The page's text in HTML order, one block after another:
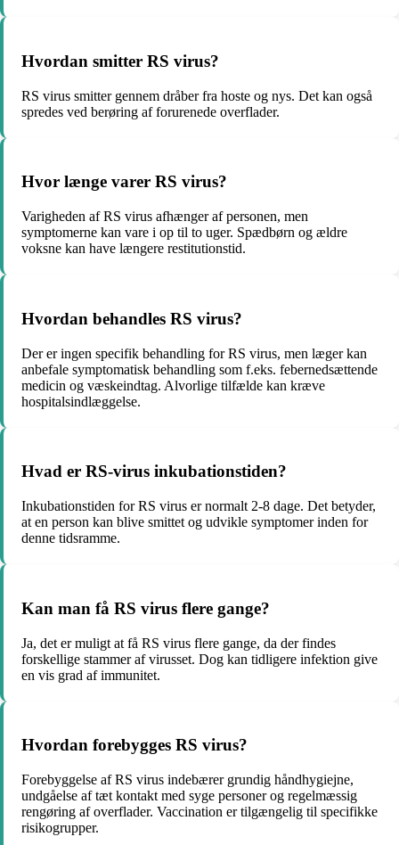
Hvordan smitter RS virus?
RS virus smitter gennem dråber fra hoste og nys. Det kan også
spredes ved berøring af forurenede overflader.
Hvor længe varer RS virus?
Varigheden af RS virus afhænger af personen, men
symptomerne kan vare i op til to uger. Spædbørn og ældre
voksne kan have længere restitutionstid.
Hvordan behandles RS virus?
Der er ingen specifik behandling for RS virus, men læger kan
anbefale symptomatisk behandling som f.eks. febernedsættende
medicin og væskeindtag. Alvorlige tilfælde kan kræve
hospitalsindlæggelse.
Hvad er RS-virus inkubationstiden?
Inkubationstiden for RS virus er normalt 2-8 dage. Det betyder,
at en person kan blive smittet og udvikle symptomer inden for
denne tidsramme.
Kan man få RS virus flere gange?
Ja, det er muligt at få RS virus flere gange, da der findes
forskellige stammer af virusset. Dog kan tidligere infektion give
en vis grad af immunitet.
Hvordan forebygges RS virus?
Forebyggelse af RS virus indebærer grundig håndhygiejne,
undgåelse af tæt kontakt med syge personer og regelmæssig
rengøring af overflader. Vaccination er tilgængelig til specifikke
risikogrupper.